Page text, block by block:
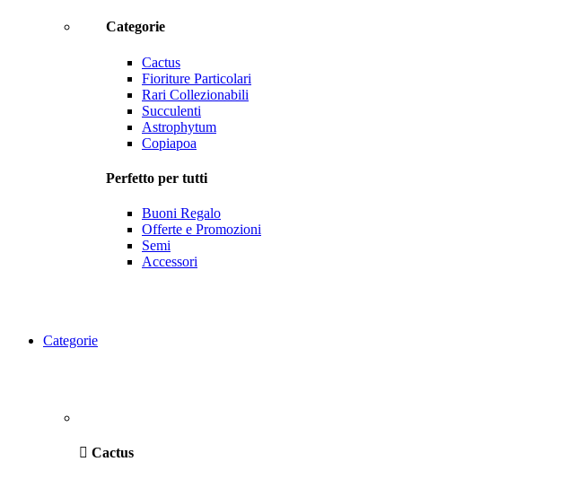
Categorie
Cactus
Fioriture Particolari
Rari Collezionabili
Succulenti
Astrophytum
Copiapoa
Perfetto per tutti
Buoni Regalo
Offerte e Promozioni
Semi
Accessori
Categorie
Cactus